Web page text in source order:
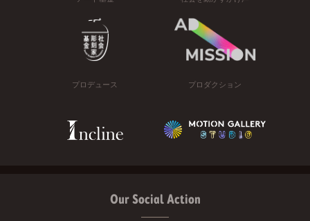
プロデュース プロダクション
Our Social Action